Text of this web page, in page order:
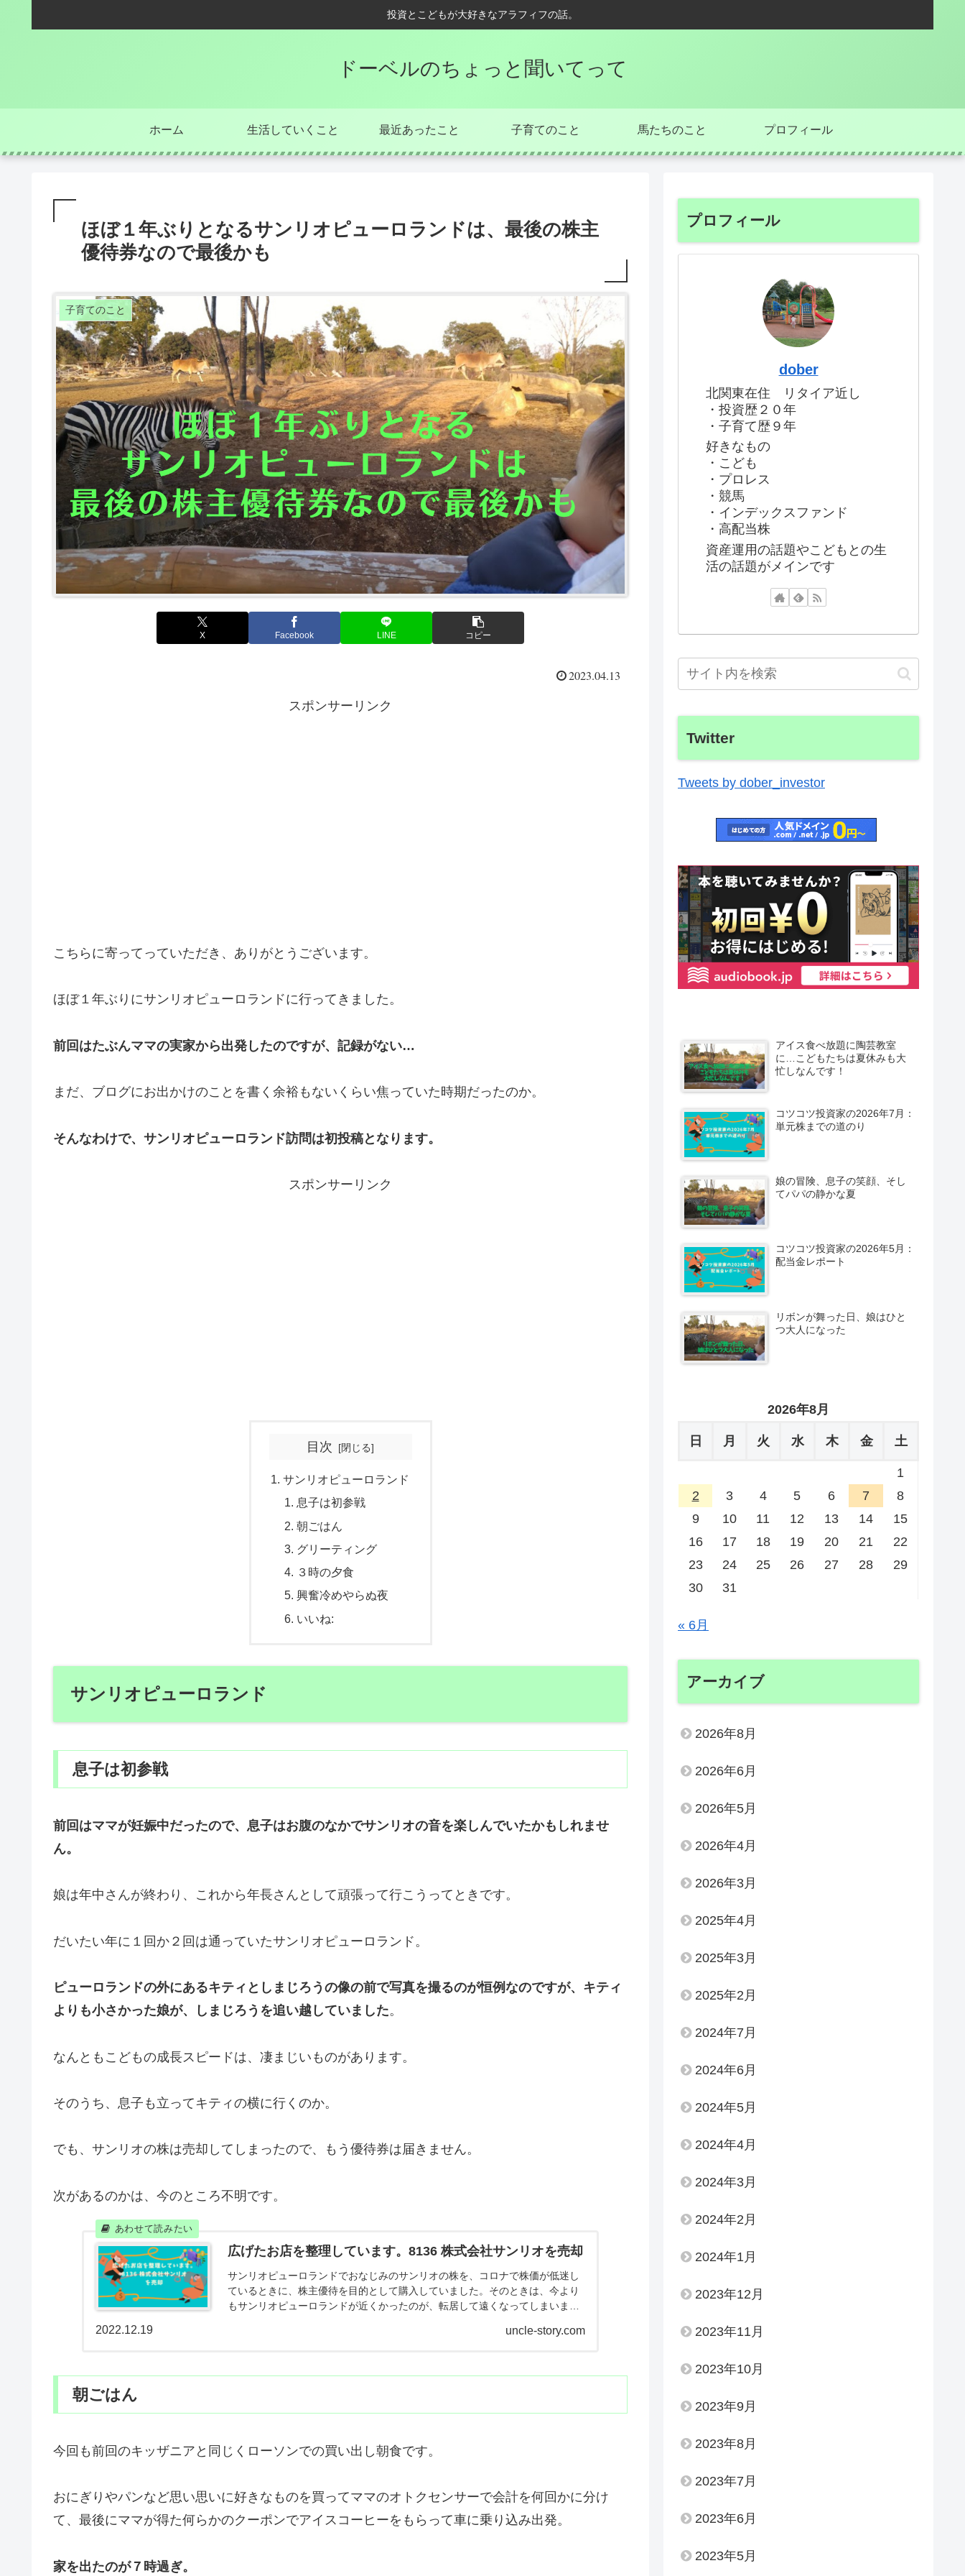
投資とこどもが大好きなアラフィフの話。
ドーベルのちょっと聞いてって
ホーム 生活していくこと 最近あったこと 子育てのこと 馬たちのこと プロフィール
ほぼ１年ぶりとなるサンリオピューロランドは、最後の株主
優待券なので最後かも
子育てのこと
X Facebook LINE コピー
2023.04.13
スポンサーリンク
こちらに寄ってっていただき、ありがとうございます。
ほぼ１年ぶりにサンリオピューロランドに行ってきました。
前回はたぶんママの実家から出発したのですが、記録がない…
まだ、ブログにお出かけのことを書く余裕もないくらい焦っていた時期だったのか。
そんなわけで、サンリオピューロランド訪問は初投稿となります。
スポンサーリンク
目次
サンリオピューロランド
息子は初参戦
朝ごはん
グリーティング
３時の夕食
興奮冷めやらぬ夜
いいね:
サンリオピューロランド
息子は初参戦
前回はママが妊娠中だったので、息子はお腹のなかでサンリオの音を楽しんでいたかもしれませ
ん。
娘は年中さんが終わり、これから年長さんとして頑張って行こうってときです。
だいたい年に１回か２回は通っていたサンリオピューロランド。
ピューロランドの外にあるキティとしまじろうの像の前で写真を撮るのが恒例なのですが、キティ
よりも小さかった娘が、しまじろうを追い越していました。
なんともこどもの成長スピードは、凄まじいものがあります。
そのうち、息子も立ってキティの横に行くのか。
でも、サンリオの株は売却してしまったので、もう優待券は届きません。
次があるのかは、今のところ不明です。
広げたお店を整理しています。8136 株式会社サンリオを売却
サンリオピューロランドでおなじみのサンリオの株を、コロナで株価が低迷し
ているときに、株主優待を目的として購入していました。そのときは、今より
もサンリオピューロランドが近くかったのが、転居して遠くなってしまいまし
uncle-story.com
2022.12.19
朝ごはん
今回も前回のキッザニアと同じくローソンでの買い出し朝食です。
おにぎりやパンなど思い思いに好きなものを買ってママのオトクセンサーで会計を何回かに分け
て、最後にママが得た何らかのクーポンでアイスコーヒーをもらって車に乗り込み出発。
家を出たのが７時過ぎ。
プロフィール
dober
北関東在住 リタイア近し
・投資歴２０年
・子育て歴９年
好きなもの
・こども
・プロレス
・競馬
・インデックスファンド
・高配当株
資産運用の話題やこどもとの生
活の話題がメインです
Twitter
Tweets by dober_investor
アイス食べ放題に陶芸教室
に…こどもたちは夏休みも大
忙しなんです！
コツコツ投資家の2026年7月：
単元株までの道のり
娘の冒険、息子の笑顔、そし
てパパの静かな夏
コツコツ投資家の2026年5月：
配当金レポート
リボンが舞った日、娘はひと
つ大人になった
2026年8月
日 月 火 水 木 金 土
1
2
3 4 5 6 7
8
9
10 11 12 13 14
15
16
17 18 19 20 21
22
23
24 25 26 27 28
29
30
31
« 6月
アーカイブ
2026年8月
2026年6月
2026年5月
2026年4月
2026年3月
2025年4月
2025年3月
2025年2月
2024年7月
2024年6月
2024年5月
2024年4月
2024年3月
2024年2月
2024年1月
2023年12月
2023年11月
2023年10月
2023年9月
2023年8月
2023年7月
2023年6月
2023年5月